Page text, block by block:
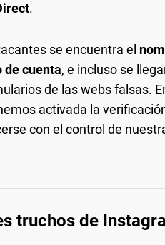
.
se encuentra el
cuenta, e incluso se
de las webs falsas.
activada la
con el control de
truchos de